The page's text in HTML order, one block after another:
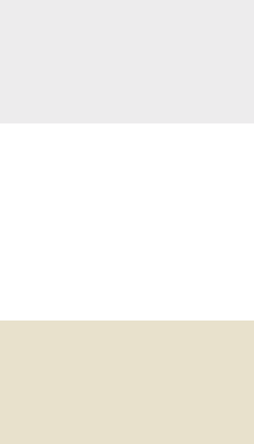
Ferienhaus Taube